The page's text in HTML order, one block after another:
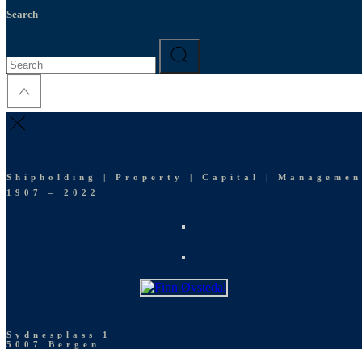
Search
for:
Shipholding | Property | Capital |
1907 – 2022
Sydnesplass 1
5007 Bergen